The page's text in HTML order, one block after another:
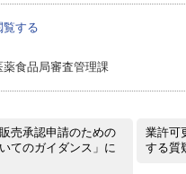
覧する
食品局審査管理課
売承認申請のための
てのガイダンス」に
業許可
する質